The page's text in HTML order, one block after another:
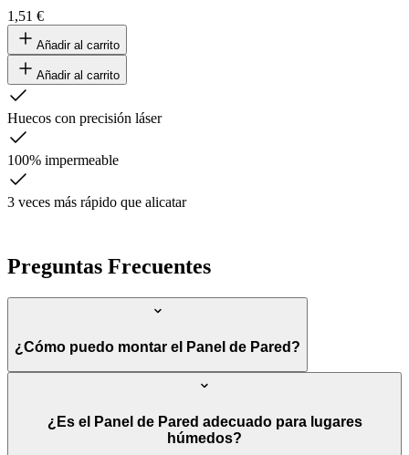
1,51 €
Añadir al carrito
Añadir al carrito
Huecos con precisión láser
100% impermeable
3 veces más rápido que alicatar
Preguntas Frecuentes
¿Cómo puedo montar el Panel de Pared?
¿Es el Panel de Pared adecuado para lugares
húmedos?